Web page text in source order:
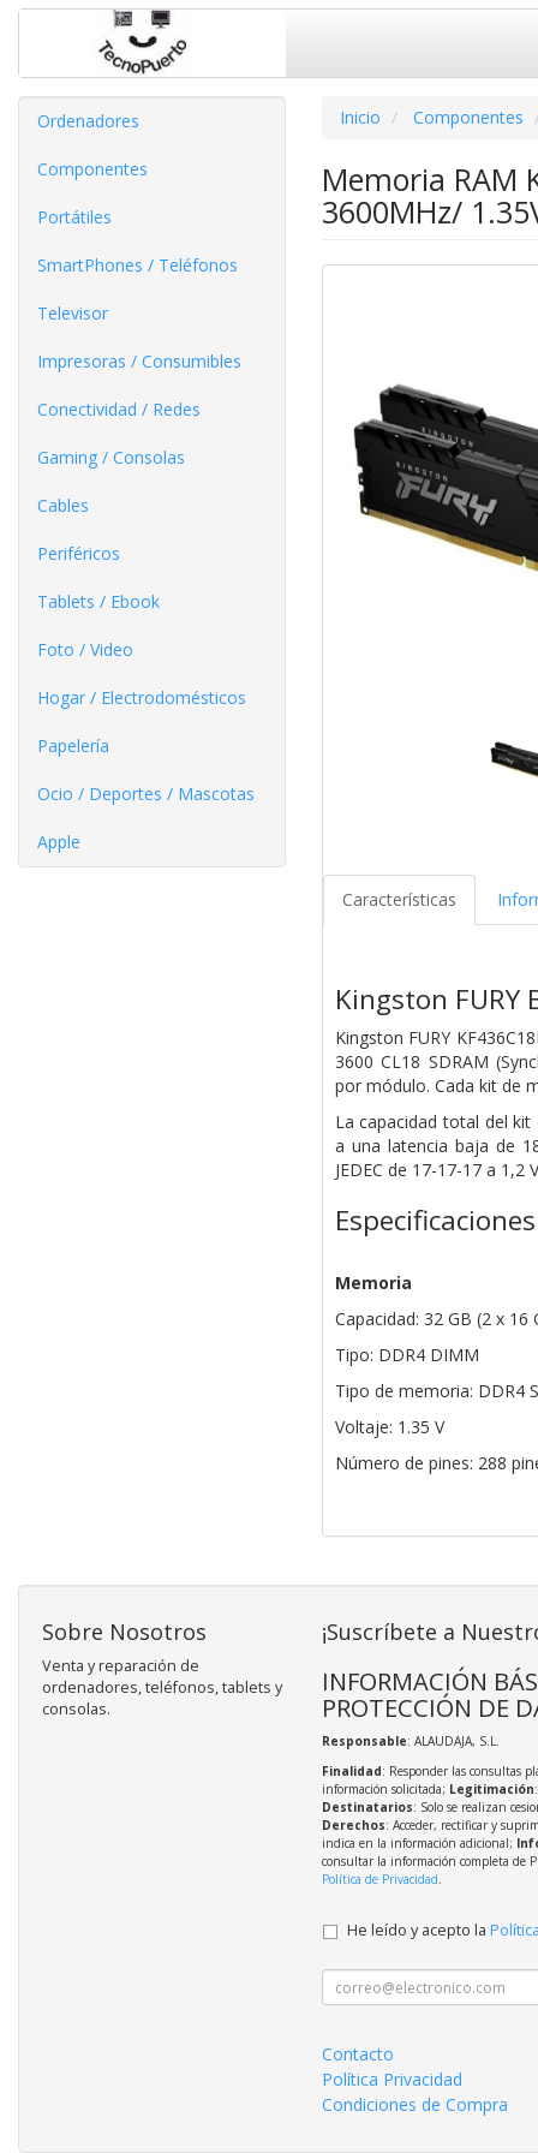
Ordenadores
Componentes
Portátiles
SmartPhones / Teléfonos
Televisor
Impresoras / Consumibles
Conectividad / Redes
Gaming / Consolas
Cables
Periféricos
Tablets / Ebook
Foto / Video
Hogar / Electrodomésticos
Papelería
Ocio / Deportes / Mascotas
Apple
Inicio Componentes
Memoria RAM
3600MHz/
Características
Kingston FURY
Kingston FURY
3600 CL18 SDRAM
por módulo. Cada kit de
La capacidad total del
a una latencia baja de
JEDEC de 17-17-17 a
Especificaciones
Memoria
Capacidad: 32 GB (2 x 16
Tipo: DDR4 DIMM
Tipo de memoria: DDR4
Voltaje: 1.35 V
Número de pines: 288
Sobre Nosotros
Venta y reparación de
ordenadores, teléfonos, tablets y
consolas.
¡Suscríbete a
INFORMACIÓN
PROTECCIÓN DE
Responsable: ALAUDAJA, S.L.
Finalidad: Responder las consultas
información solicitada; Legitimación
Destinatarios: Solo se realizan
Derechos: Acceder, rectificar y
indica en la información adicional;
consultar la información completa de
Política de Privacidad.
He leído y acepto la
Contacto
Política Privacidad
Condiciones de Compra